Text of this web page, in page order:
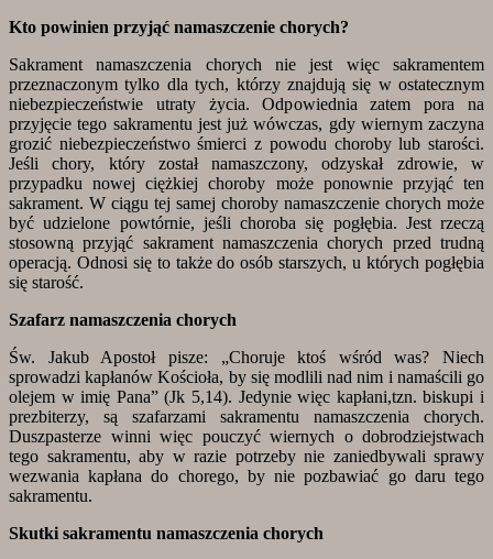
Kto powinien przyjąć namaszczenie chorych?
Sakrament namaszczenia chorych nie jest więc sakramentem
przeznaczonym tylko dla tych, którzy znajdują się w ostatecznym
niebezpieczeństwie utraty życia. Odpowiednia zatem pora na
przyjęcie tego sakramentu jest już wówczas, gdy wiernym zaczyna
grozić niebezpieczeństwo śmierci z powodu choroby lub starości.
Jeśli chory, który został namaszczony, odzyskał zdrowie, w
przypadku nowej ciężkiej choroby może ponownie przyjąć ten
sakrament. W ciągu tej samej choroby namaszczenie chorych może
być udzielone powtórnie, jeśli choroba się pogłębia. Jest rzeczą
stosowną przyjąć sakrament namaszczenia chorych przed trudną
operacją. Odnosi się to także do osób starszych, u których pogłębia
się starość.
Szafarz namaszczenia chorych
Św. Jakub Apostoł pisze: „Choruje ktoś wśród was? Niech
sprowadzi kapłanów Kościoła, by się modlili nad nim i namaścili go
olejem w imię Pana” (Jk 5,14). Jedynie więc kapłani,tzn. biskupi i
prezbiterzy, są szafarzami sakramentu namaszczenia chorych.
Duszpasterze winni więc pouczyć wiernych o dobrodziejstwach
tego sakramentu, aby w razie potrzeby nie zaniedbywali sprawy
wezwania kapłana do chorego, by nie pozbawiać go daru tego
sakramentu.
Skutki sakramentu namaszczenia chorych